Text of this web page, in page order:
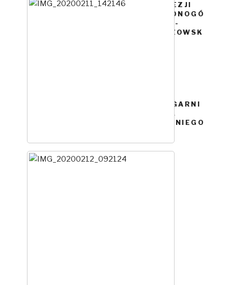
DIECEZJI
ZIELONOGÓ
RSKO-
GORZOWSK
KSIĘGARNI
A ŚW.
ANTONIEGO